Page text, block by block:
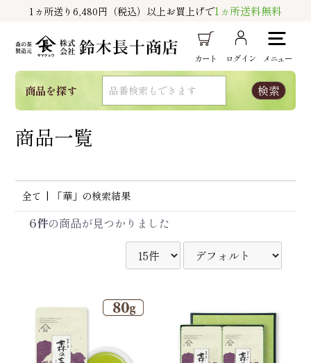
1ヵ所送り6,480円（税込）以上お買上げで1ヵ所送料無料
カート ログイン メニュー
商品を探す
商品一覧
全て | 「華」の検索結果
6件の商品が見つかりました